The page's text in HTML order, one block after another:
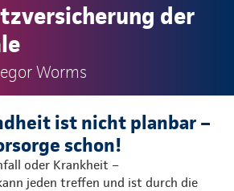
der
Worms
ist nicht planbar –
schon!
oder Krankheit –
jeden treffen und ist durch die